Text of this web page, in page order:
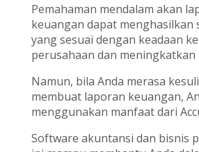
Pemahaman mendalam akan
keuangan dapat menghasilkan
yang sesuai dengan keadaan
perusahaan dan
Namun, bila Anda merasa
membuat laporan keuangan,
menggunakan manfaat dari
Software akuntansi dan bisnis